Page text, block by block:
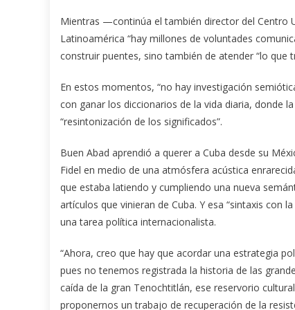
Mientras —continúa el también director del Centro
Latinoamérica “hay millones de voluntades
construir puentes, sino también de atender “lo que
En estos momentos, “no hay investigación
con ganar los diccionarios de la vida diaria, donde
“resintonización de los significados”.
Buen Abad aprendió a querer a Cuba desde su
Fidel en medio de una atmósfera acústica
que estaba latiendo y cumpliendo una nueva
artículos que vinieran de Cuba. Y esa “sintaxis con
una tarea política internacionalista.
“Ahora, creo que hay que acordar una estrategia
pues no tenemos registrada la historia de las
caída de la gran Tenochtitlán, ese reservorio
proponernos un trabajo de recuperación de la